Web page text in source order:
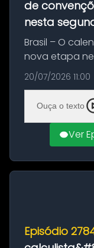
de
nesta
Brasil – O
nova etapa
início do
partidárias.
federações
20/07/2026 11:00
Ouça o texto
Ver
Episódio